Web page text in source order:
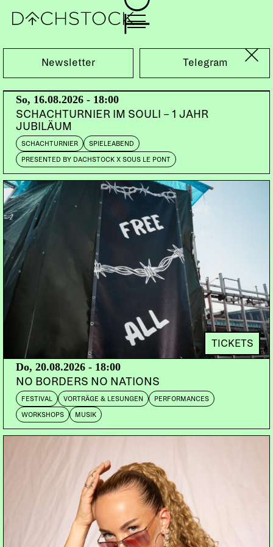
Sa, 16.01.2010
DA SIGN & THE OPPOSITE
MANI PORNO
BAZE AKA BROCCOLI CH | Chlyklass, Sound Service
AREYOUVEDA DJ TEAM
DOORS:22:00
Mit dem Song ”Slow Down Take It Easy”zur
gleichnamigen Entschleunigungs-Engel-Kampagne
ist “Da Sign & The Opposite” momentan in aller
taufen die jungen Herren das lang ersehnte Debut
Album ”We Sell You Tits & Glory”. Live wird das
Motto wohl eher das Gegenteil von “Slow Down”
sein. Denn wer die Band kennt, weiss dass ”Da
Sign & The Opposite” mit ihrem elektronischen
Cyber Rock für eine erfrischend mitreissende
Newsletter Telegram
So, 16.08.2026 - 18:00
SCHACHTURNIER IM SOULI – 1 JAHR
JUBILÄUM
SCHACHTURNIER SPIELEABEND
PRESENTED BY DACHSTOCK X SOUS LE PONT
TICKETS
Do, 20.08.2026 - 18:00
NO BORDERS NO NATIONS
FESTIVAL VORTRÄGE & LESUNGEN PERFORMANCES
WORKSHOPS MUSIK